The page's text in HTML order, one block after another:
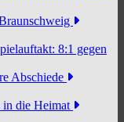
8:1 gegen
Abschiede
in die Heimat